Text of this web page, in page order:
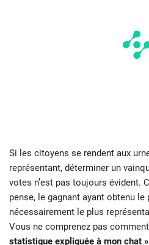
Si les citoyens se rendent aux
représentant, déterminer un
votes n’est pas toujours évident.
pense, le gagnant ayant obtenu le
nécessairement le plus
Vous ne comprenez pas
statistique expliquée à mon chat »